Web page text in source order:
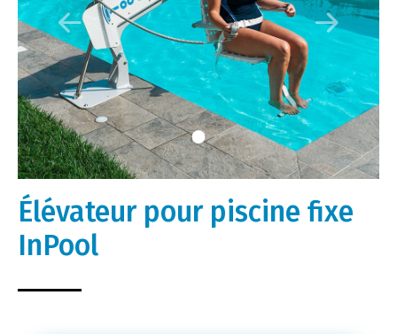
Élévateur pour piscine fixe
InPool